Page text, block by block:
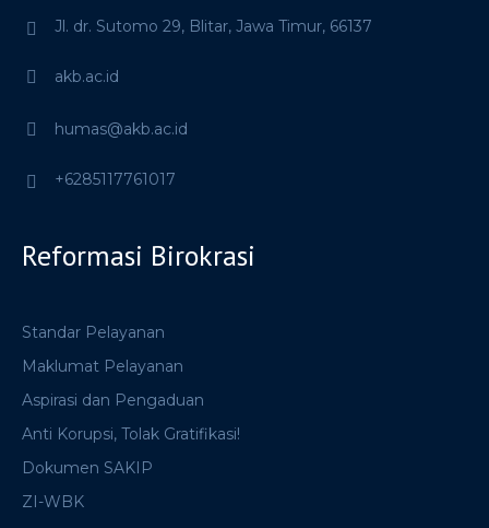
Jl. dr. Sutomo 29, Blitar,Jawa Timur, 66137
akb.ac.id
humas@akb.ac.id
+6285117761017
Reformasi Birokrasi
Standar Pelayanan
Maklumat Pelayanan
Aspirasi dan Pengaduan
Anti Korupsi, Tolak Gratifikasi!
Dokumen SAKIP
ZI-WBK